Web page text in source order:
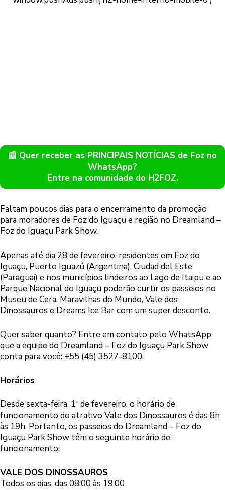
📰 Quer receber as PRINCIPAIS NOTÍCIAS de Foz no
WhatsApp?
Entre na comunidade do H2FOZ.
Faltam poucos dias para o encerramento da promoção
para moradores de Foz do Iguaçu e região no Dreamland –
Foz do Iguaçu Park Show.
Apenas até dia 28 de fevereiro, residentes em Foz do
Iguaçu, Puerto Iguazú (Argentina), Ciudad del Este
(Paraguai) e nos municípios lindeiros ao Lago de Itaipu e ao
Parque Nacional do Iguaçu poderão curtir os passeios no
Museu de Cera, Maravilhas do Mundo, Vale dos
Dinossauros e Dreams Ice Bar com um super desconto.
Quer saber quanto? Entre em contato pelo WhatsApp
que a equipe do Dreamland – Foz do Iguaçu Park Show
conta para você: +55 (45) 3527-8100.
Horários
Desde sexta-feira, 1º de fevereiro, o horário de
funcionamento do atrativo Vale dos Dinossauros é das 8h
às 19h. Portanto, os passeios do Dreamland – Foz do
Iguaçu Park Show têm o seguinte horário de
funcionamento:
VALE DOS DINOSSAUROS
Todos os dias, das 08:00 às 19:00